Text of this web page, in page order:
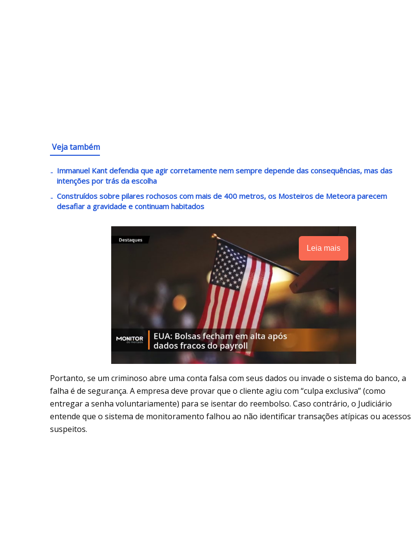
Veja também
Immanuel Kant defendia que agir corretamente nem sempre depende das consequências, mas das
intenções por trás da escolha
Construídos sobre pilares rochosos com mais de 400 metros, os Mosteiros de Meteora parecem
desafiar a gravidade e continuam habitados
Leia mais
Portanto, se um criminoso abre uma conta falsa com seus dados ou invade o sistema do banco, a
falha é de segurança. A empresa deve provar que o cliente agiu com “culpa exclusiva” (como
entregar a senha voluntariamente) para se isentar do reembolso. Caso contrário, o Judiciário
entende que o sistema de monitoramento falhou ao não identificar transações atípicas ou acessos
suspeitos.